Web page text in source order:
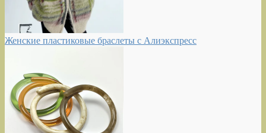
Женские пластиковые браслеты с Алиэкспресс